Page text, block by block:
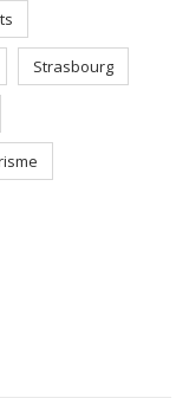
Strasbourg